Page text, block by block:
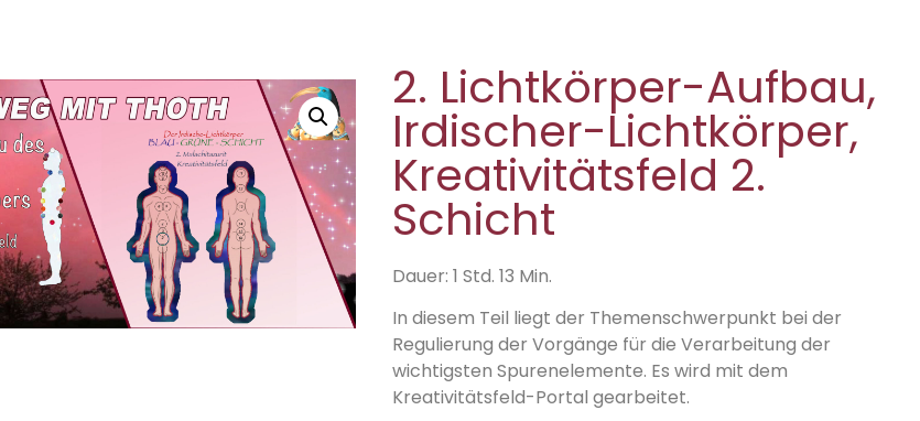
2. Lichtkörper-Aufbau,
Irdischer-Lichtkörper,
Kreativitätsfeld 2.
Schicht
Dauer: 1 Std. 13 Min.
In diesem Teil liegt der Themenschwerpunkt bei der
Regulierung der Vorgänge für die Verarbeitung der
wichtigsten Spurenelemente. Es wird mit dem
Kreativitätsfeld-Portal gearbeitet.